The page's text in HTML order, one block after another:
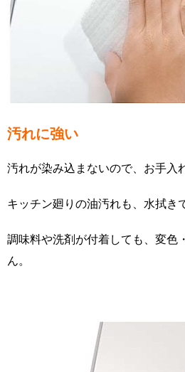
汚れに強い
汚れが染み込まないので、お手入
キッチン廻りの油汚れも、水拭き
調味料や洗剤が付着しても、変色
ん。